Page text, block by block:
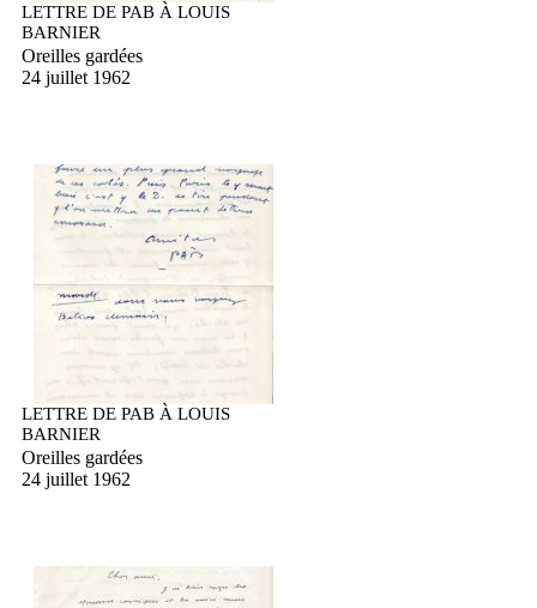
LETTRE DE PAB À LOUIS
BARNIER
Oreilles gardées
24 juillet 1962
LETTRE DE PAB À LOUIS
BARNIER
Oreilles gardées
24 juillet 1962